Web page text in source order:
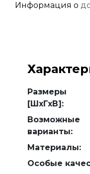
Информация о
Размеры
[ШхГхВ]:
Возможные
варианты:
Материалы:
Особые